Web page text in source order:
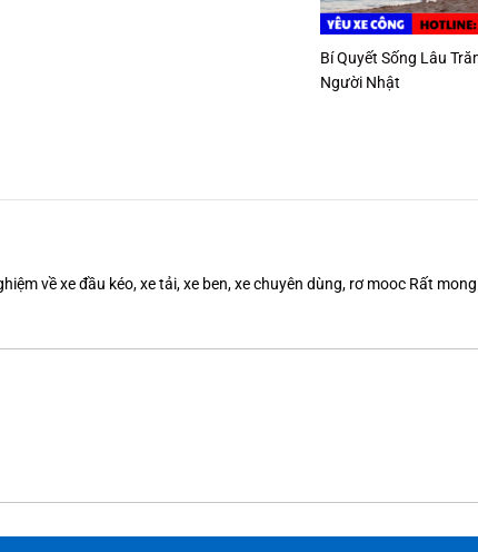
Bí Quyết Sống Lâu
Người Nhật
về xe đầu kéo, xe tải, xe ben, xe chuyên dùng, rơ mooc Rất